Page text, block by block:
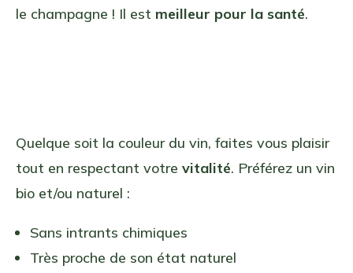
le champagne ! Il est meilleur pour la santé.
Quelque soit la couleur du vin, faites vous plaisir
tout en respectant votre vitalité. Préférez un vin
bio et/ou naturel :
Sans intrants chimiques
Très proche de son état naturel